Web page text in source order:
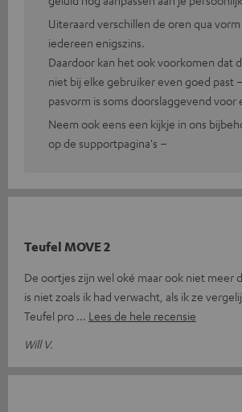
Uiteraard verschillen de oren qua
iedereen enigszins.
Daardoor kan het ook voorkomen dat
niet bij elke gebruiker even goed past
pasvorm is soms doorslaggevend voor
Neem ook eens een kijkje in ons
op de supportpagina's –
Teufel MOVE 2
De oortjes zijn wel oké maar ook niet meer
is niet zoals ik had verwacht, als ik ze
Teufel pro
Lees de hele recensie
Will V.